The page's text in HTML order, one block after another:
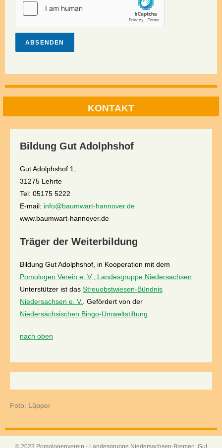
ABSENDEN
KONTAKT
Bildung Gut Adolphshof
Gut Adolphshof 1,
31275 Lehrte
Tel: 05175 5222
E-mail: info@baumwart-hannover.de
www.baumwart-hannover.de
Träger der Weiterbildung
Bildung Gut Adolphshof, in Kooperation mit dem
Pomologen Verein e. V., Landesgruppe Niedersachsen
Unterstützer ist das Streuobstwiesen-Bündnis
Niedersachsen e. V.
. Gefördert von der
Niedersächsischen Bingo-Umweltstiftung
nach oben
Foto: Lüpper
© 2023 Pomologenverein - Landesgruppe Niedersachsen-Bremen, Gut